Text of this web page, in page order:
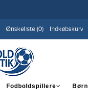
Ønskeliste (0) Indkøbskurv
Fodboldspillere Børn